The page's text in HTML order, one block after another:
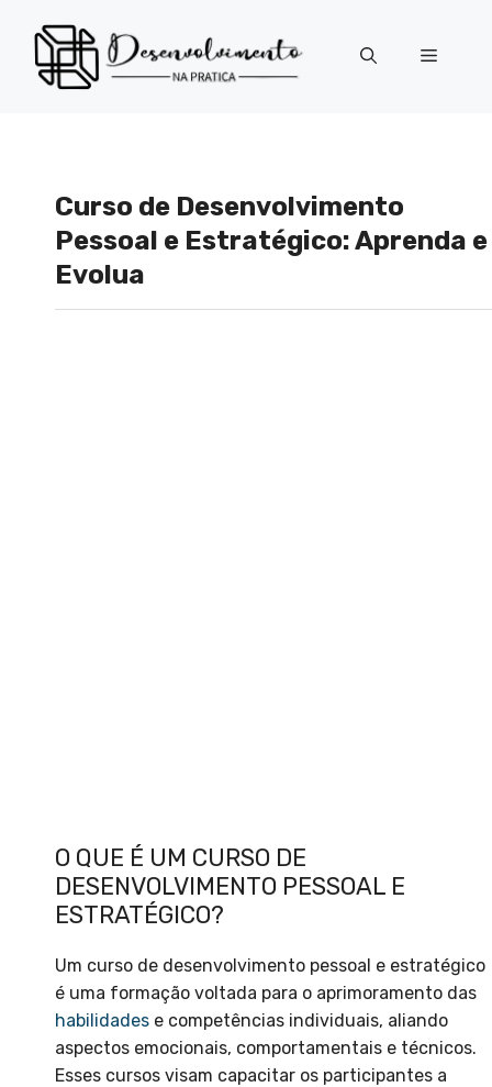
para
conteúdo
Menu
Curso de Desenvolvimento
Pessoal e Estratégico: Aprenda e
Evolua
O QUE É UM CURSO DE
DESENVOLVIMENTO PESSOAL E
ESTRATÉGICO?
Um curso de desenvolvimento pessoal e estratégico
é uma formação voltada para o aprimoramento das
habilidades e competências individuais, aliando
aspectos emocionais, comportamentais e técnicos.
Esses cursos visam capacitar os participantes a